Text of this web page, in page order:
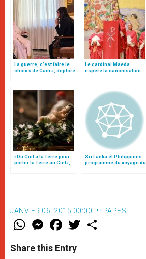
La guerre, c’est faire le
choix « de Caïn », déplore
Le cardinal Maeda
espère la canonisation
«Du Ciel à la Terre pour
porter la Terre au Ciel»,
Sri Lanka et Philippines :
programme du voyage du
JANVIER 06, 2015 00:00 PAPES
W
t
s
M
e
s
e
F
a
e
b
w
Share this Entry